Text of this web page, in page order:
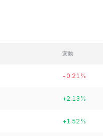
変動
-0.21%
+2.13%
+1.52%